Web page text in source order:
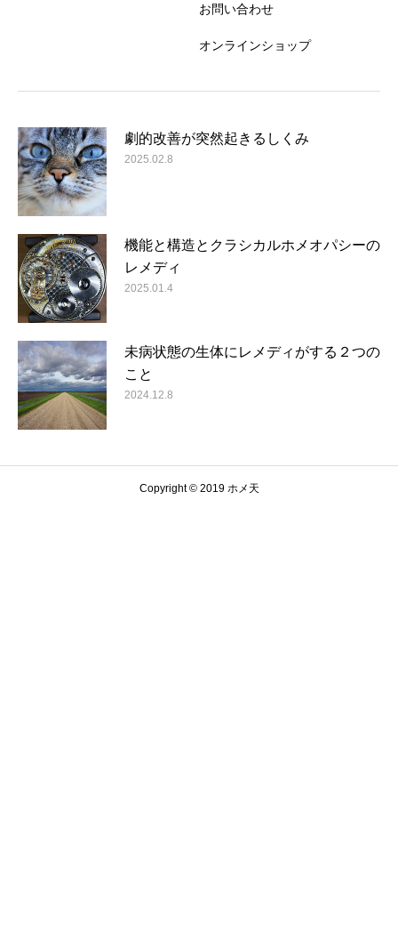
お問い合わせ
オンラインショップ
劇的改善が突然起きるしくみ
2025.02.8
機能と構造とクラシカルホメオパシーの
レメディ
2025.01.4
未病状態の生体にレメディがする２つの
こと
2024.12.8
Copyright © 2019 ホメ天